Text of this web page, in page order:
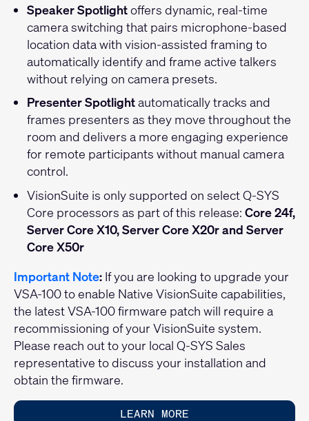
Speaker Spotlightoffers dynamic, real-time
camera switching that pairs microphone-based
location data with vision-assisted framing to
automatically identify and frame active talkers
without relying on camera presets.
Presenter Spotlightautomatically tracks and
frames presenters as they move throughout the
room and delivers a more engaging experience
for remote participants without manual camera
control.
VisionSuite is only supported on select Q-SYS
Core processors as part of this release: Core 24f,
Server Core X10, Server Core X20r and Server
Core X50r
Important Note: If you are looking to upgrade your
VSA-100 to enable Native VisionSuite capabilities,
the latest VSA-100 firmware patch will require a
recommissioning of your VisionSuite system.
Please reach out to your local Q-SYS Sales
representative to discuss your installation and
obtain the firmware.
LEARN MORE